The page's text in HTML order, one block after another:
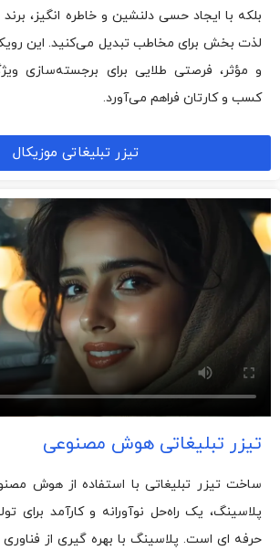
بلکه با ایجاد حسی دلنشین و خاطره‌ انگیز،
لذت بخش برای مخاطب تبدیل می‌کنید. این
و مؤثر، فرصتی طلایی برای برجسته‌سازی
کسب و کارتان فراهم می‌آورد.
تیزر تبلیغاتی موزیکال
تیزر تبلیغاتی هوش مصنوعی
ساخت تیزر تبلیغاتی با استفاده از هوش
پلاسینگ، یک راه‌حل نوآورانه و کارآمد برای
حرفه ای است. پلاسینگ با بهره گیری از